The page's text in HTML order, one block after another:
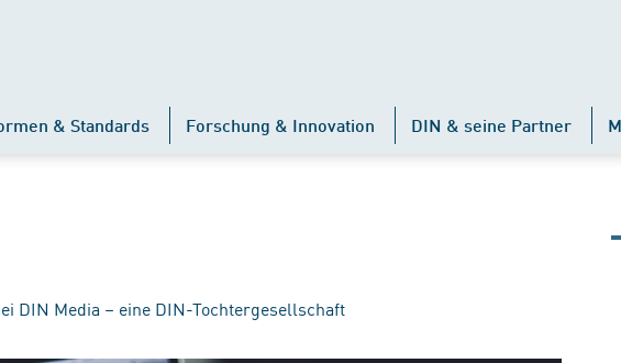
& Standards Forschung & Innovation DIN & seine Partner
DIN Media – eine DIN-Tochtergesellschaft